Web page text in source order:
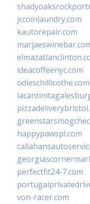
jccoinlaundry.com
kautorepair.com
ideacoffeenyc.com
odieschillicothe.com
happypawspl.com
perfectfit24-7.com
von-racer.com